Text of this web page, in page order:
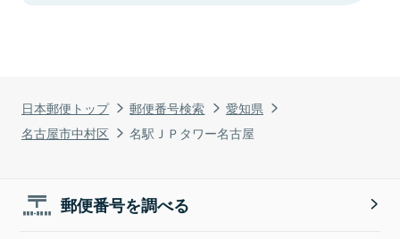
日本郵便トップ 郵便番号検索
愛知県
名古屋市中村区
名駅ＪＰタワー名古屋
郵便番号を調べる